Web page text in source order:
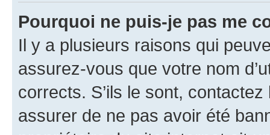
Pourquoi ne puis-je pas me
Il y a plusieurs raisons qui
assurez-vous que votre nom
corrects. S’ils le sont,
assurer de ne pas avoir été